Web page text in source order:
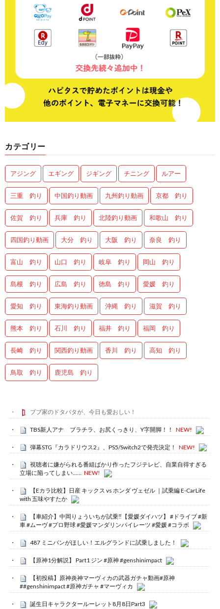
カテゴリー
アジング エギング ジギング チニング ルアー
三重 釣り 中国釣り動画 九州釣り動画 京都 釣り
佐賀 釣り 兵庫 釣り 北陸釣り動画 和歌山 釣り
四国釣り動画 大分 釣り 大阪 釣り 奈良 釣り
富山 釣り 山口 釣り 岐阜 釣り 岡山 釣り
島根 釣り 広島 釣り 徳島 釣り 愛媛 釣り
愛知 釣り 東海釣り動画 沖縄 釣り 滋賀 釣り
熊本 釣り 石川 釣り 福井 釣り 福岡 釣り
長崎 釣り 関西釣り動画 香川 釣り 高知 釣り
鳥取 釣り 鹿児島 釣り
ブブ家のドタバタが、今日も愛おしい！
TBS新人アナ ブラチラ、お尻くっきり、Y字開脚！！ NEW!
弾幕STG『カラドリウス2』、PS5/Switch2で発売決定！ NEW!
視聴者に嫌がられる番組ばかり作ったフジテレビ、自業自得すぎる
立場に陥ってしまい…… NEW!
【Eカラ比較】日産 キックス vs ホンダ ヴェゼル ｜試乗編 E-CarLife
with 五味やすたか
【車紹介】中岡りょういちが試乗‼️【愛媛ダイハツ】 #ドライブ #新
車 #ムーヴ #プロ野球 #愛媛マンダリンパイレーツ #愛媛 #コラボ
487 ミニバンがほしい！エルグランドに試乗しました！
【原神1分解説】 Part1 ジン #原神 #genshinimpact
【初投稿】原神炎神マーヴィカの武器ガチャ動画#原神
##genshinimpact #原神ガチャ #マーヴィカ
誕生日キャラクタールーレット8月8日Part3